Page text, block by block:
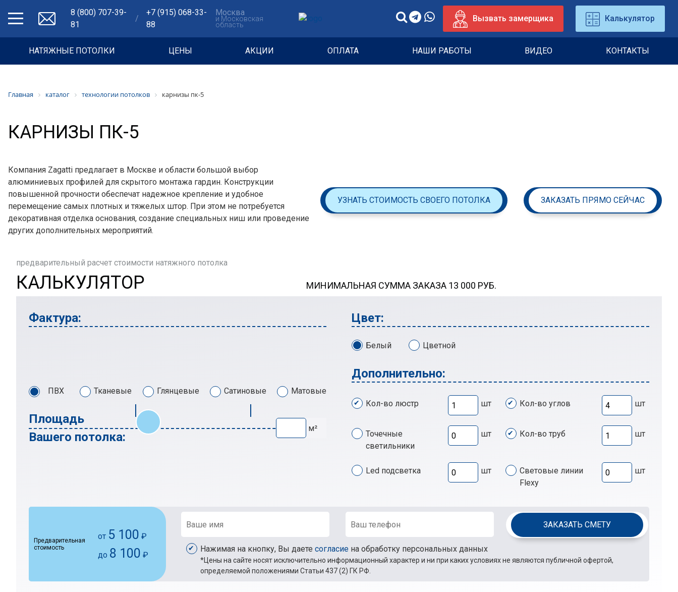
8 (800) 707-39-
81
/
+7 (915) 068-33-
88
Москва
и Московская
область
Вызвать замерщика Калькулятор
НАТЯЖНЫЕ ПОТОЛКИ ЦЕНЫ АКЦИИ ОПЛАТА НАШИ РАБОТЫ ВИДЕО КОНТАКТЫ
Главная каталог технологии потолков карнизы пк-5
КАРНИЗЫ ПК-5
Компания Zagatti предлагает в Москве и области большой выбор
алюминиевых профилей для скрытого монтажа гардин. Конструкции
повышенной прочности обеспечат надежное крепление и удобное
перемещение самых плотных и тяжелых штор. При этом не потребуется
декоративная отделка основания, создание специальных ниш или проведение
других дополнительных мероприятий.
УЗНАТЬ СТОИМОСТЬ СВОЕГО ПОТОЛКА ЗАКАЗАТЬ ПРЯМО СЕЙЧАС
предварительный расчет стоимости натяжного потолка
КАЛЬКУЛЯТОР МИНИМАЛЬНАЯ СУММА ЗАКАЗА 13 000 РУБ.
Фактура:
ПВХ Тканевые Глянцевые Сатиновые Матовые
Площадь
Вашего потолка:
м²
Цвет:
Белый Цветной
Дополнительно:
Кол-во люстр шт Кол-во углов шт
Точечные
светильники
шт Кол-во труб шт
Led подсветка шт
Световые линии
Flexy
шт
Предварительная
стоимость
от 5 100 ₽
до 8 100 ₽
ЗАКАЗАТЬ СМЕТУ
Нажимая на кнопку, Вы даете согласие на обработку персональных данных
*Цены на сайте носят исключительно информационный характер и ни при каких условиях не являются публичной офертой,
определяемой положениями Статьи 437 (2) ГК РФ.